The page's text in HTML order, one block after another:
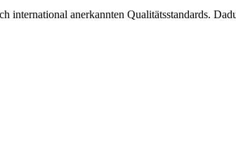
anerkannten Qualitätsstandards.